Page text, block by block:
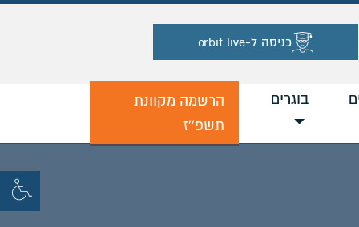
כניסה ל-orbit live
בוגרים
הרשמה מקוונת
תשפ''ז